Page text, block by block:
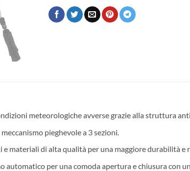
meteorologiche avverse grazie alla struttura
pieghevole a 3 sezioni.
materiali di alta qualità per una maggiore durabilità e
automatico per una comoda apertura e chiusura con